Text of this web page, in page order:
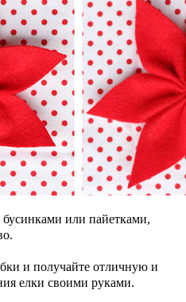
или пайетками,
и получайте отличную и
елки своими руками.